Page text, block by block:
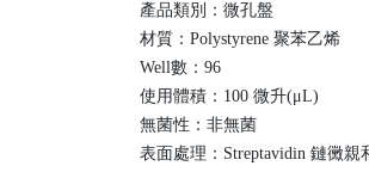
產品類別：微孔盤
材質：Polystyrene 聚苯乙烯
Well數：96
使用體積：100 微升(μL)
無菌性：非無菌
表面處理：Streptavidin 鏈黴親